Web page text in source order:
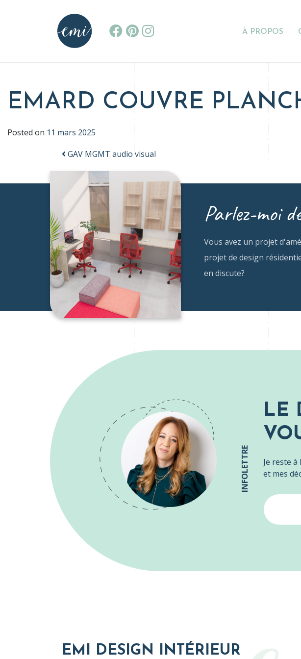
MAIN NAVIGATION À PROPOS
EMARD COUVRE
Posted on 11 mars 2025
POST NAVIGATION
GAV MGMT audio visual
Parlez-moi
Vous avez un projet
projet de design
en discute?
INFOLETTRE
LE
Je reste
et mes
EMI DESIGN INTÉRIEUR